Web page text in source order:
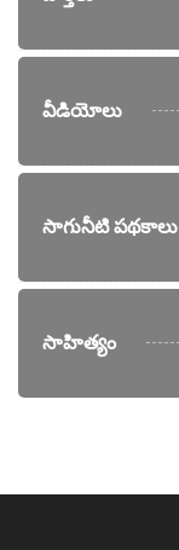
వీడియోలు
సాగునీటి పథకాలు
సాహిత్యం